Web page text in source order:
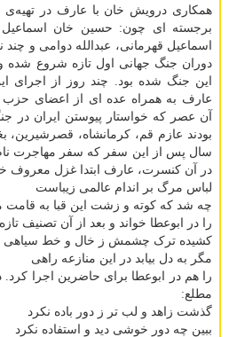
همکاری درویش خان با عارف در تهیه‌ی
برجسته ای چون: حسین خان اسماعیل
اسماعیل قهرمانی، عبدالله دوامی و چند
دوران جنگ جهانی اول تازه شروع شده و
این جنگ شده بود. چند روز از اجرای
عارف به همراه عده ای از اعضای
آن عصر که خواستار پیوستن ایران در
بودند عازم قم، کرمانشاه، قصرشیرین،
سال پس از این سفر که سفر مهاجرت
در آن کنسرت، عارف ابتدا غزل معروف
لباس مرگ بر اندام عالمی زیباست
چه شد که کوته و زشت این قبا به
را در ابوعطا خواند و بعد از آن تصنیف
کشیده ترک چشمش ز خال و خط سیاهی
مگر به دل بیابد در این منازعه راهی
را هم در ابوعطا برای حاضرین اجرا کرد.
مطلع:
گذشت زاهد و لب تر ز دور باده نکرد
ببین چه دور خوشی دید و استفاده نکرد